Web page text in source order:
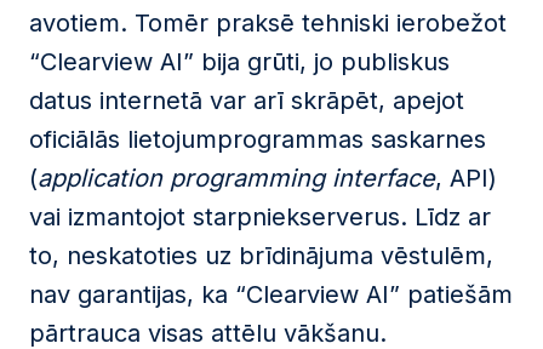
avotiem. Tomēr praksē tehniski ierobežot
“Clearview AI” bija grūti, jo publiskus
datus internetā var arī skrāpēt, apejot
oficiālās lietojumprogrammas saskarnes
(application programming interface, API)
vai izmantojot starpniekserverus. Līdz ar
to, neskatoties uz brīdinājuma vēstulēm,
nav garantijas, ka “Clearview AI” patiešām
pārtrauca visas attēlu vākšanu.